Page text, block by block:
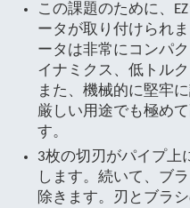
この課題のために、
ータが取り付けられ
ータは非常にコンパ
イナミクス、低トル
また、機械的に堅牢
厳しい用途でも極め
す。
3枚の切刃がパイプ上
します。続いて、ブ
除きます。刃とブラ